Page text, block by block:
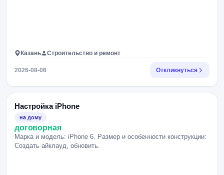
Казань Строительство и ремонт
2026-08-06 Откликнуться
Настройка iPhone
на дому
договорная
Марка и модель: iPhone 6. Размер и особенности конструкции:
Создать айклауд, обновить.